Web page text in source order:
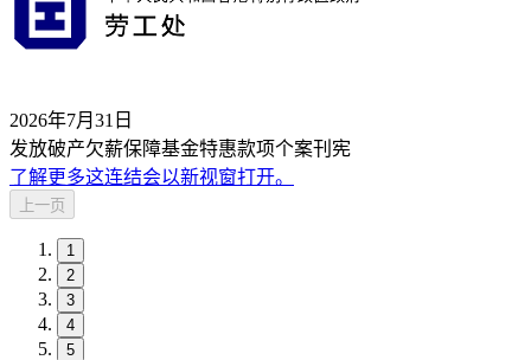
2026年7月31日
发放破产欠薪保障基金特惠款项个案刊宪
了解更多这连结会以新视窗打开。
上一页
1
2
3
4
5